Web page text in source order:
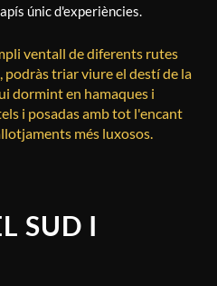
únic d'experiències.
ventall de diferents rutes
podràs triar viure el destí de la
dormint en hamaques i
i posadas amb tot l'encant
més luxosos.
SUD I